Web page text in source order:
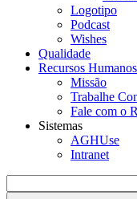
Logotipo
Podcast
Wishes
Qualidade
Recursos Humanos
Missão
Trabalhe
Fale com o
Sistemas
AGHUse
Intranet